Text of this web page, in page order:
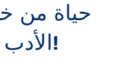
حياة من
الأدب!